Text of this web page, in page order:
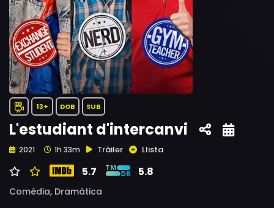
13+ DOB SUB
L'estudiant d'intercanvi
2021 1h 33m Tràiler Llista
5.7 5.8
Comèdia, Dramàtica